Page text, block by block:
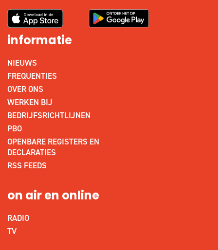
informatie
NIEUWS
FREQUENTIES
OVER ONS
WERKEN BIJ
BEDRIJFSRICHTLIJNEN
PBO
OPENBARE REGISTERS EN
DECLARATIES
RSS FEEDS
on air en online
RADIO
TV